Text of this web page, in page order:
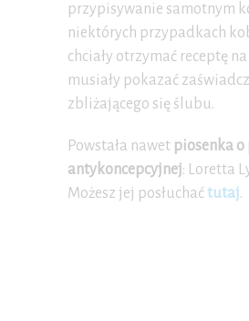
przypisywanie samotnym
niektórych przypadkach
chciały otrzymać receptę
musiały pokazać
zbliżającego się ślubu.
Powstała nawet piosenka o
antykoncepcyjnej : Loretta
Możesz jej posłuchać tutaj .